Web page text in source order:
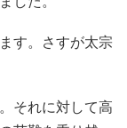
す。さすが太宗
それに対して高